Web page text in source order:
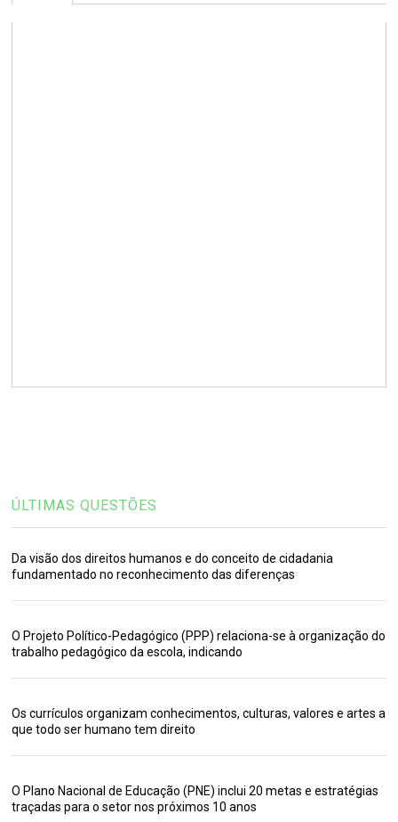
ÚLTIMAS QUESTÕES
Da visão dos direitos humanos e do conceito de cidadania
fundamentado no reconhecimento das diferenças
O Projeto Político-Pedagógico (PPP) relaciona-se à organização do
trabalho pedagógico da escola, indicando
Os currículos organizam conhecimentos, culturas, valores e artes a
que todo ser humano tem direito
O Plano Nacional de Educação (PNE) inclui 20 metas e estratégias
traçadas para o setor nos próximos 10 anos